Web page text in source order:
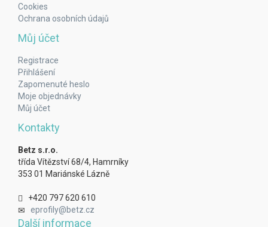
Cookies
Ochrana osobních údajů
Můj účet
Registrace
Přihlášení
Zapomenuté heslo
Moje objednávky
Můj účet
Kontakty
Betz s.r.o.
třída Vítězství 68/4, Hamrníky
353 01 Mariánské Lázně
+420 797 620 610
eprofily@betz.cz
Další informace